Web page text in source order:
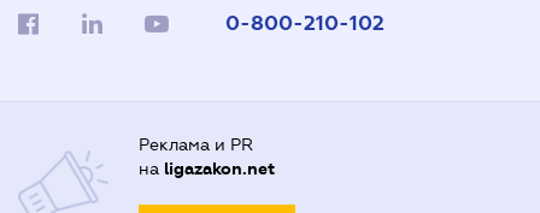
0-800-210-102
Реклама и PR
на ligazakon.net